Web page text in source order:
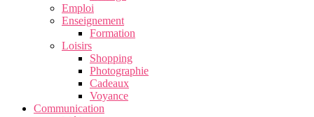
Emploi
Enseignement
Formation
Loisirs
Shopping
Photographie
Cadeaux
Voyance
Communication